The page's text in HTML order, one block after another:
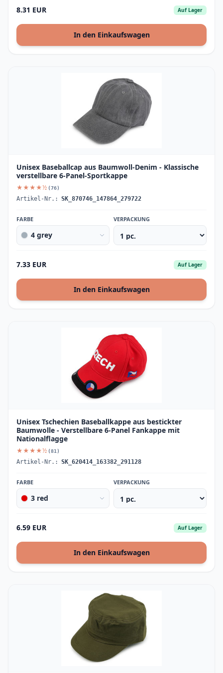
8.31 EUR Auf Lager
In den Einkaufswagen
Unisex Baseballcap aus Baumwoll-Denim - Klassische
verstellbare 6-Panel-Sportkappe
★★★★½ (76)
Artikel-Nr.: SK_870746_147864_279722
FARBE
4 grey
VERPACKUNG
7.33 EUR Auf Lager
In den Einkaufswagen
Unisex Tschechien Baseballkappe aus bestickter
Baumwolle - Verstellbare 6-Panel Fankappe mit
Nationalflagge
★★★★½ (81)
Artikel-Nr.: SK_620414_163382_291128
FARBE
3 red
VERPACKUNG
6.59 EUR Auf Lager
In den Einkaufswagen